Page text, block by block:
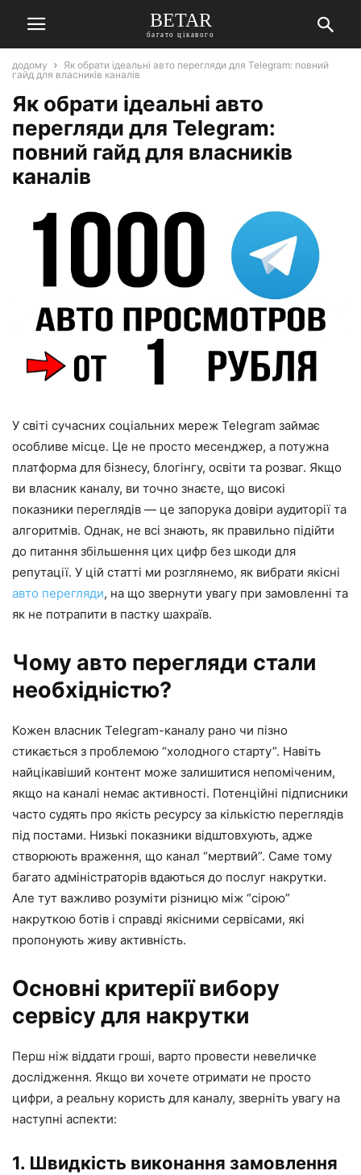
BETAR
багато цікавого
додому
Як обрати ідеальні авто перегляди для Telegram: повний
гайд для власників каналів
Як обрати ідеальні авто
перегляди для Telegram:
повний гайд для власників
каналів
У світі сучасних соціальних мереж Telegram займає
особливе місце. Це не просто месенджер, а потужна
платформа для бізнесу, блогінгу, освіти та розваг. Якщо
ви власник каналу, ви точно знаєте, що високі
показники переглядів — це запорука довіри аудиторії та
алгоритмів. Однак, не всі знають, як правильно підійти
до питання збільшення цих цифр без шкоди для
репутації. У цій статті ми розглянемо, як вибрати якісні
авто перегляди, на що звернути увагу при замовленні та
як не потрапити в пастку шахраїв.
Чому авто перегляди стали
необхідністю?
Кожен власник Telegram-каналу рано чи пізно
стикається з проблемою “холодного старту”. Навіть
найцікавіший контент може залишитися непоміченим,
якщо на каналі немає активності. Потенційні підписники
часто судять про якість ресурсу за кількістю переглядів
під постами. Низькі показники відштовхують, адже
створюють враження, що канал “мертвий”. Саме тому
багато адміністраторів вдаються до послуг накрутки.
Але тут важливо розуміти різницю між “сірою”
накруткою ботів і справді якісними сервісами, які
пропонують живу активність.
Основні критерії вибору
сервісу для накрутки
Перш ніж віддати гроші, варто провести невеличке
дослідження. Якщо ви хочете отримати не просто
цифри, а реальну користь для каналу, зверніть увагу на
наступні аспекти:
1. Швидкість виконання замовлення